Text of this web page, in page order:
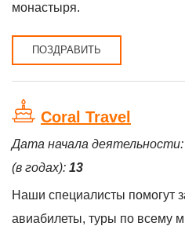
монастыря.
ПОЗДРАВИТЬ
Coral Travel
Дата начала деятельности:
(в годах): 13
Наши специалисты помогут
авиабилеты, туры по всему